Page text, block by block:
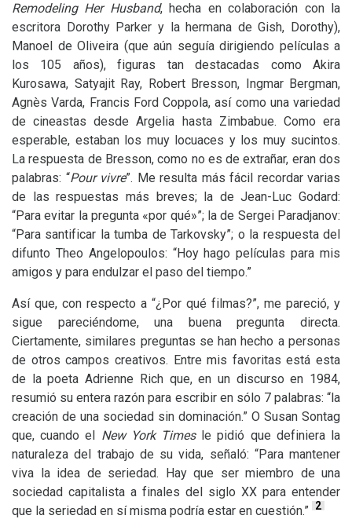
Remodeling Her Husband, hecha en colaboración con la
escritora Dorothy Parker y la hermana de Gish, Dorothy),
Manoel de Oliveira (que aún seguía dirigiendo películas a
los 105 años), figuras tan destacadas como Akira
Kurosawa, Satyajit Ray, Robert Bresson, Ingmar Bergman,
Agnès Varda, Francis Ford Coppola, así como una variedad
de cineastas desde Argelia hasta Zimbabue. Como era
esperable, estaban los muy locuaces y los muy sucintos.
La respuesta de Bresson, como no es de extrañar, eran dos
palabras: “Pour vivre”. Me resulta más fácil recordar varias
de las respuestas más breves; la de Jean-Luc Godard:
“Para evitar la pregunta «por qué»”; la de Sergei Paradjanov:
“Para santificar la tumba de Tarkovsky”; o la respuesta del
difunto Theo Angelopoulos: “Hoy hago películas para mis
amigos y para endulzar el paso del tiempo.”
Así que, con respecto a “¿Por qué filmas?”, me pareció, y
sigue pareciéndome, una buena pregunta directa.
Ciertamente, similares preguntas se han hecho a personas
de otros campos creativos. Entre mis favoritas está esta
de la poeta Adrienne Rich que, en un discurso en 1984,
resumió su entera razón para escribir en sólo 7 palabras: “la
creación de una sociedad sin dominación.” O Susan Sontag
que, cuando el New York Timesle pidió que definiera la
naturaleza del trabajo de su vida, señaló: “Para mantener
viva la idea de seriedad. Hay que ser miembro de una
sociedad capitalista a finales del siglo XX para entender
que la seriedad en sí misma podría estar en cuestión.” 2